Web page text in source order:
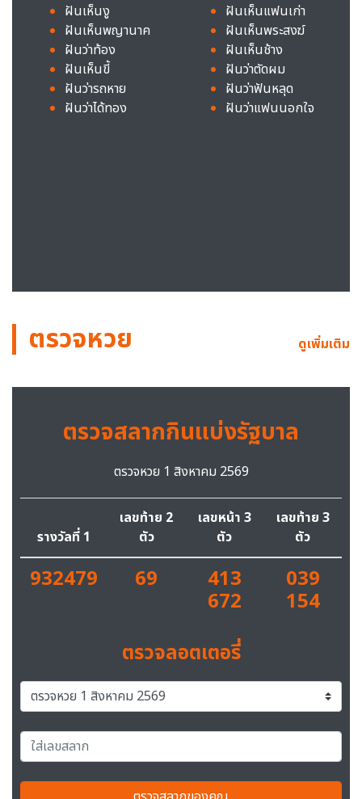
ฝันเห็นงู
ฝันเห็นพญานาค
ฝันว่าท้อง
ฝันเห็นขี้
ฝันว่ารถหาย
ฝันว่าได้ทอง
ฝันเห็นแฟนเก่า
ฝันเห็นพระสงฆ์
ฝันเห็นช้าง
ฝันว่าตัดผม
ฝันว่าฟันหลุด
ฝันว่าแฟนนอกใจ
ตรวจหวย ดูเพิ่มเติม
ตรวจสลากกินแบ่งรัฐบาล
ตรวจหวย 1 สิงหาคม 2569
รางวัลที่ 1
เลขท้าย 2
ตัว
เลขหน้า 3
ตัว
เลขท้าย 3
ตัว
932479 69 413
672
039
154
ตรวจลอตเตอรี่